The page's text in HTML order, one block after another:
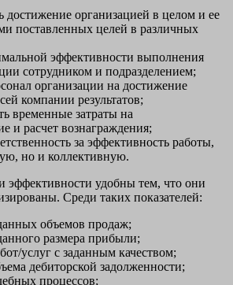
достижение организацией в целом и ее
поставленных целей в различных
эффективности выполнения
сотрудником и подразделением;
организации на достижение
компании результатов;
временные затраты на
и расчет вознаграждения;
за эффективность работы,
но и коллективную.
эффективности удобны тем, что они
Среди таких показателей:
объемов продаж;
размера прибыли;
услуг с заданным качеством;
дебиторской задолженности;
процессов;